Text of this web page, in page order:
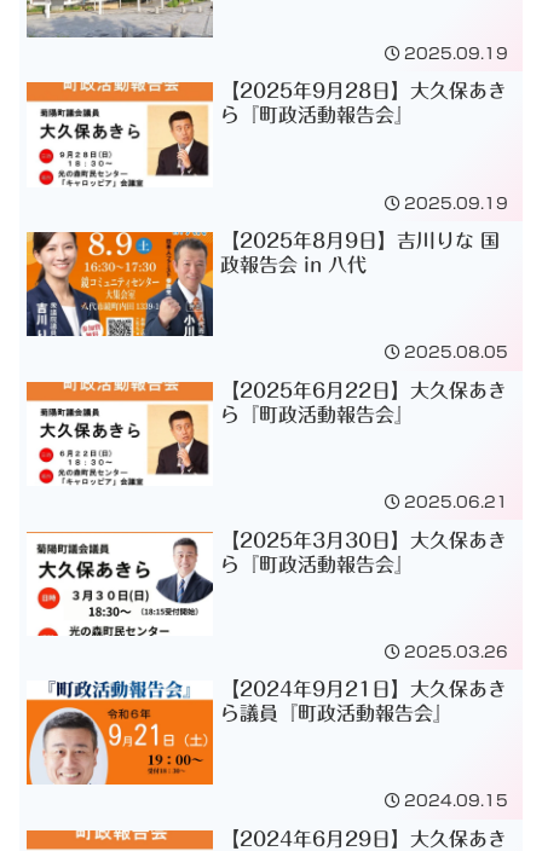
2025.09.19
【2025年9月28日】大久保あき
ら『町政活動報告会』
2025.09.19
【2025年8月9日】吉川りな 国
政報告会 in 八代
2025.08.05
【2025年6月22日】大久保あき
ら『町政活動報告会』
2025.06.21
【2025年3月30日】大久保あき
ら『町政活動報告会』
2025.03.26
【2024年9月21日】大久保あき
ら議員『町政活動報告会』
2024.09.15
【2024年6月29日】大久保あき